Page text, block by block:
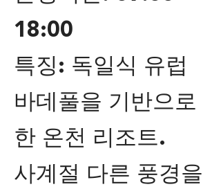
18:00
특징: 독일식 유럽
바데풀을 기반으로
한 온천 리조트.
사계절 다른 풍경을